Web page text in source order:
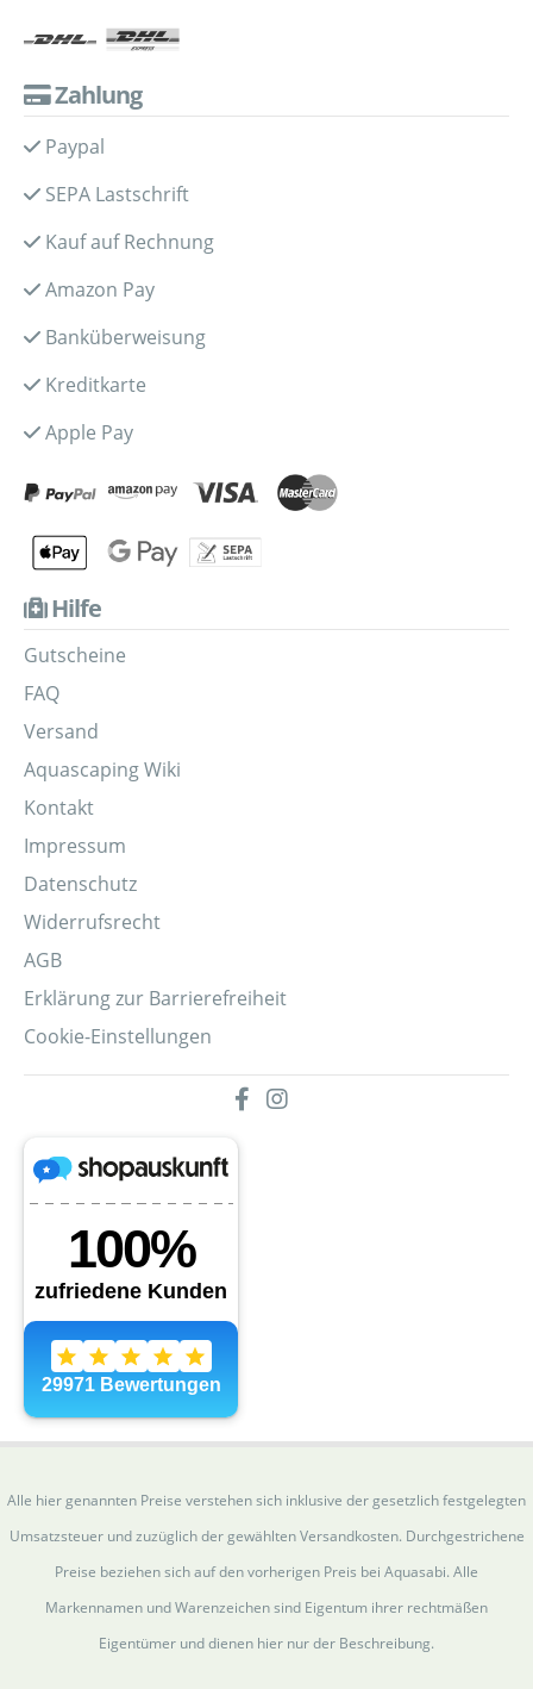
Zahlung
Paypal
SEPA Lastschrift
Kauf auf Rechnung
Amazon Pay
Banküberweisung
Kreditkarte
Apple Pay
Hilfe
Gutscheine
FAQ
Versand
Aquascaping Wiki
Kontakt
Impressum
Datenschutz
Widerrufsrecht
AGB
Erklärung zur Barrierefreiheit
Cookie-Einstellungen
Alle hier genannten Preise verstehen sich inklusive der gesetzlich festgelegten
Umsatzsteuer und zuzüglich der gewählten Versandkosten. Durchgestrichene
Preise beziehen sich auf den vorherigen Preis bei Aquasabi. Alle
Markennamen und Warenzeichen sind Eigentum ihrer rechtmäßen
Eigentümer und dienen hier nur der Beschreibung.